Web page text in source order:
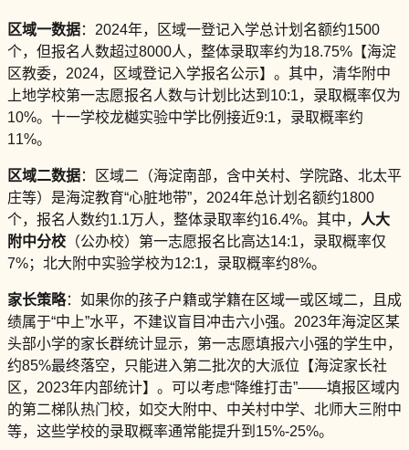
区域一数据：2024年，区域一登记入学总计划名额约1500
个，但报名人数超过8000人，整体录取率约为18.75%【海淀
区教委，2024，区域登记入学报名公示】。其中，清华附中
上地学校第一志愿报名人数与计划比达到10:1，录取概率仅为
10%。十一学校龙樾实验中学比例接近9:1，录取概率约
11%。
区域二数据：区域二（海淀南部，含中关村、学院路、北太平
庄等）是海淀教育“心脏地带”，2024年总计划名额约1800
个，报名人数约1.1万人，整体录取率约16.4%。其中， 人大
附中分校 （公办校）第一志愿报名比高达14:1，录取概率仅
7%；北大附中实验学校为12:1，录取概率约8%。
家长策略：如果你的孩子户籍或学籍在区域一或区域二，且成
绩属于“中上”水平，不建议盲目冲击六小强。2023年海淀区某
头部小学的家长群统计显示，第一志愿填报六小强的学生中，
约85%最终落空，只能进入第二批次的大派位【海淀家长社
区，2023年内部统计】。可以考虑“降维打击”——填报区域内
的第二梯队热门校，如交大附中、中关村中学、北师大三附中
等，这些学校的录取概率通常能提升到15%-25%。